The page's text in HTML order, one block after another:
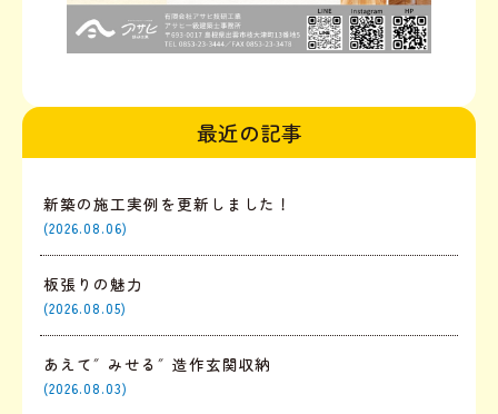
最近の記事
新築の施工実例を更新しました！
(2026.08.06)
板張りの魅力
(2026.08.05)
あえて″みせる″造作玄関収納
(2026.08.03)